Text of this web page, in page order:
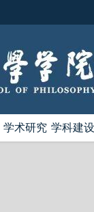
学术研究 学科建设